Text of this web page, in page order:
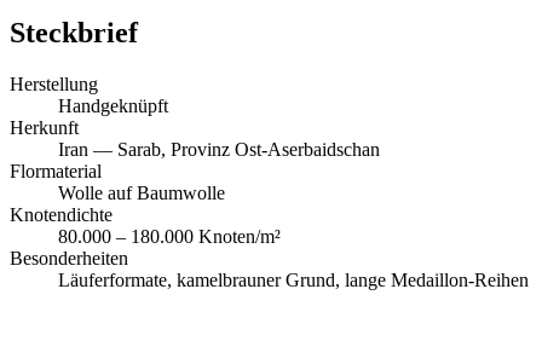
Steckbrief
Herstellung
Handgeknüpft
Herkunft
Iran — Sarab, Provinz Ost-Aserbaidschan
Flormaterial
Wolle auf Baumwolle
Knotendichte
80.000 – 180.000 Knoten/m²
Besonderheiten
Läuferformate, kamelbrauner Grund, lange Medaillon-Reihen